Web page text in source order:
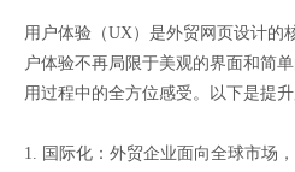
用户体验（UX）是外贸网页设计的
户体验不再局限于美观的界面和简
用过程中的全方位感受。以下是提
1. 国际化：外贸企业面向全球市场